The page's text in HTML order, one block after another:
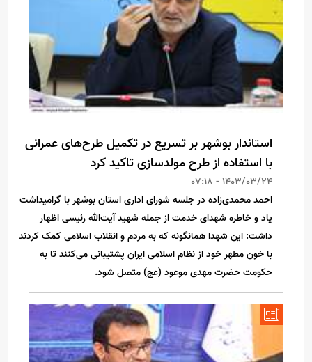
استاندار بوشهر بر تسریع در تکمیل طرح‌های عمرانی
با استفاده از طرح مولدسازی تاکید کرد
1403/03/24 - 07:18
احمد محمدی‌زاده در جلسه شورای اداری استان بوشهر با گرامیداشت
یاد و خاطره شهدای خدمت از جمله شهید آیت‌الله رئیسی اظهار
داشت: این شهدا همانگونه که به مردم و انقلاب اسلامی کمک کردند
با خون مطهر خود از نظام اسلامی ایران پشتیبانی می‌کنند تا به
حکومت حضرت مهدی موعود (عج) متصل شود.